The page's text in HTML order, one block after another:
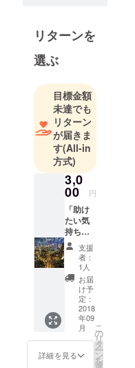
実行委員
会です。
よろしく
お願いしま
す！
リターンを
選ぶ
目標金額
未達でも
リターン
が届きま
す(All-in
方式)
3,0
00 円
「助け
たい気
持ち～
小」1日
チケッ
ト 【ハ
イビ
ジョン
シア
ター】
17：00
～
18：30
～ の2
回講演
支援
者：
1人
お届
け予
定：
2018
年09
月
詳細を見る
こ
の
リ
タ
ー
ン
を